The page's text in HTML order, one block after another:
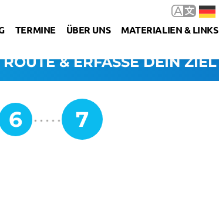
TERMINE ÜBER UNS MATERIALIEN & LINKS
& ERFASSE DEIN ZIEL